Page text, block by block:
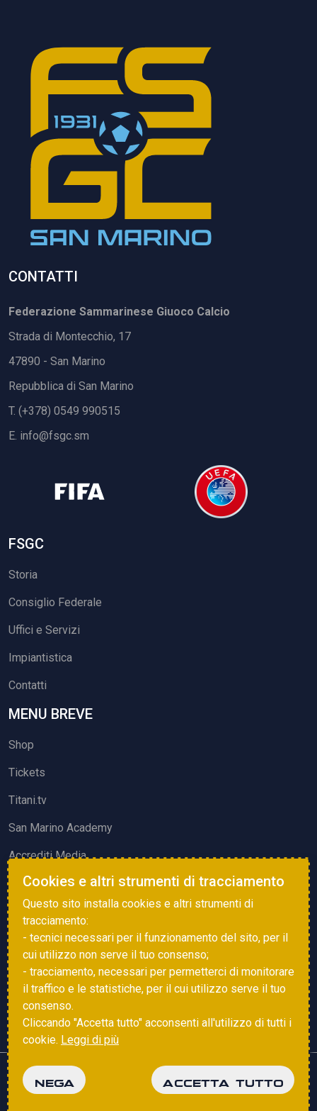
CONTATTI
Federazione Sammarinese Giuoco Calcio
Strada di Montecchio, 17
47890 - San Marino
Repubblica di San Marino
T. (+378) 0549 990515
E. info@fsgc.sm
FSGC
Storia
Consiglio Federale
Uffici e Servizi
Impiantistica
Contatti
MENU BREVE
Shop
Tickets
Titani.tv
San Marino Academy
Accrediti Media
ATTIVITÀ ED EVENTI
Squadre di Calcio
Associazione Sammarinese Arbitri
Vota gol e parata
Copyright © 2025 FSGC. Tutti i diritti riservati
Cookies e altri strumenti di tracciamento
Questo sito installa cookies e altri strumenti di
tracciamento:
- tecnici necessari per il funzionamento del sito, per il
cui utilizzo non serve il tuo consenso;
- tracciamento, necessari per permetterci di monitorare
il traffico e le statistiche, per il cui utilizzo serve il tuo
consenso.
Cliccando "Accetta tutto" acconsenti all'utilizzo di tutti i
cookie. Leggi di più
NEGA ACCETTA TUTTO